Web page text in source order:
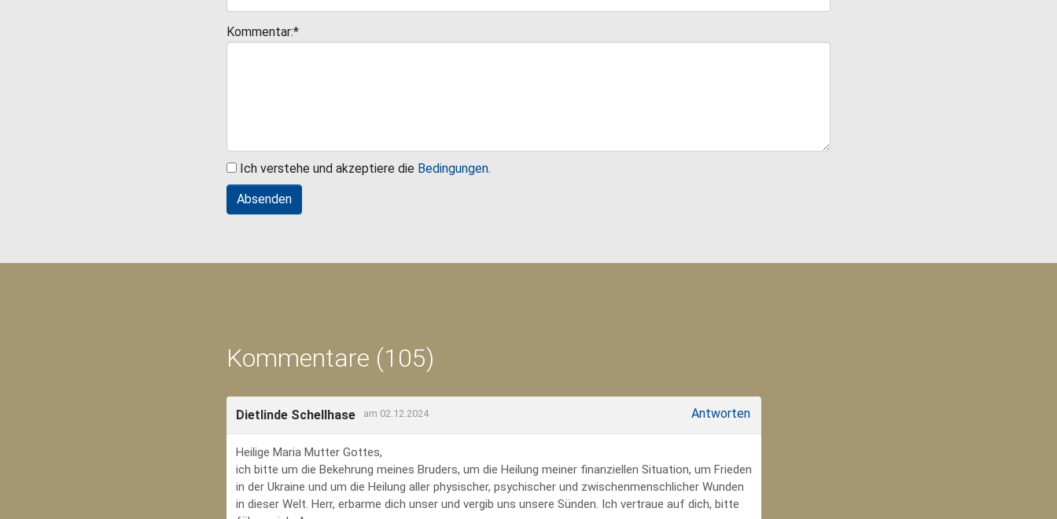
Kommentar:*
Ich verstehe und akzeptiere die Bedingungen.
Kommentare (105)
Dietlinde Schellhase am 02.12.2024 Antworten
Heilige Maria Mutter Gottes,
ich bitte um die Bekehrung meines Bruders, um die Heilung meiner finanziellen Situation, um Frieden
in der Ukraine und um die Heilung aller physischer, psychischer und zwischenmenschlicher Wunden
in dieser Welt. Herr, erbarme dich unser und vergib uns unsere Sünden. Ich vertraue auf dich, bitte